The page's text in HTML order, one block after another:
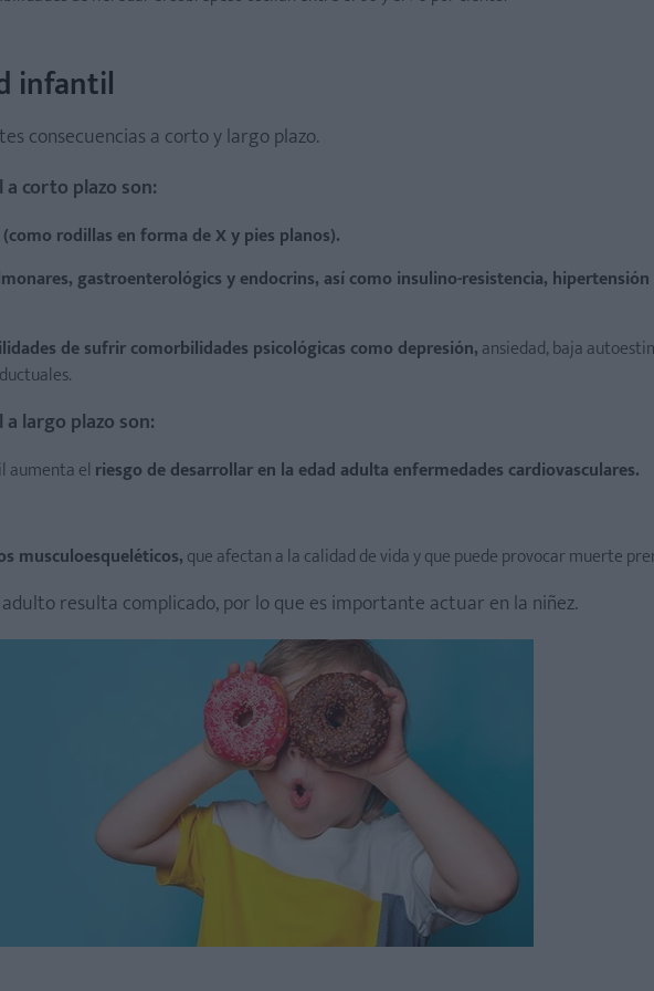
infantil
consecuencias a corto y largo plazo.
corto plazo son:
(como rodillas en forma de X y pies planos).
gastroenterológics y endocrins, así como insulino-resistencia,
de sufrir comorbilidades psicológicas como depresión,ansiedad, baja
largo plazo son:
aumenta el riesgo de desarrollar en la edad adulta enfermedades cardiovasculares.
musculoesqueléticos,que afectan a la calidad de vida y que puede provocar muerte
resulta complicado, por lo que es importante actuar en la niñez.